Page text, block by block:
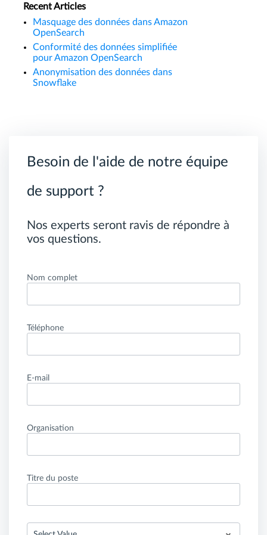
Recent Articles
Masquage des données dans Amazon
OpenSearch
Conformité des données simplifiée
pour Amazon OpenSearch
Anonymisation des données dans
Snowflake
Besoin de l'aide de notre équipe
de support ?
Nos experts seront ravis de répondre à
vos questions.
Nom complet
Téléphone
E-mail
Organisation
Titre du poste